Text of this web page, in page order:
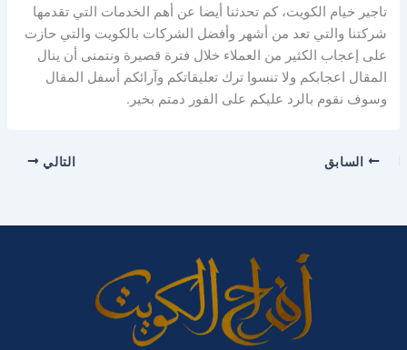
تاجير خيام الكويت، كم تحدثنا أيضا عن أهم الخدمات التي تقدمها
شركتنا والتي تعد من أشهر وأفضل الشركات بالكويت والتي حازت
على إعجاب الكثير من العملاء خلال فترة قصيرة ونتمنى أن ينال
المقال اعجابكم ولا تنسوا ترك تعليقاتكم وآرائكم أسفل المقال
وسوف نقوم بالرد عليكم على الفور دمتم بخير.
السابق التالي